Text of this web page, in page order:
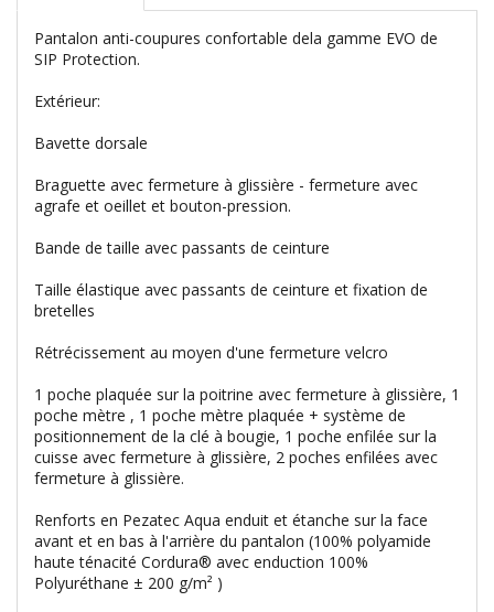
Pantalon anti-coupures confortable dela gamme EVO de
SIP Protection.
Extérieur:
Bavette dorsale
Braguette avec fermeture à glissière - fermeture avec
agrafe et oeillet et bouton-pression.
Bande de taille avec passants de ceinture
Taille élastique avec passants de ceinture et fixation de
bretelles
Rétrécissement au moyen d'une fermeture velcro
1 poche plaquée sur la poitrine avec fermeture à glissière, 1
poche mètre , 1 poche mètre plaquée + système de
positionnement de la clé à bougie, 1 poche enfilée sur la
cuisse avec fermeture à glissière, 2 poches enfilées avec
fermeture à glissière.
Renforts en Pezatec Aqua enduit et étanche sur la face
avant et en bas à l'arrière du pantalon (100% polyamide
haute ténacité Cordura® avec enduction 100%
Polyuréthane ± 200 g/m² )